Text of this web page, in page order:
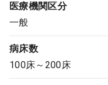
クリニック開業
DtoDとは
お問合せ
採用をお考えの医療機関の
医療機関区分
一般
病床数
100床～200床